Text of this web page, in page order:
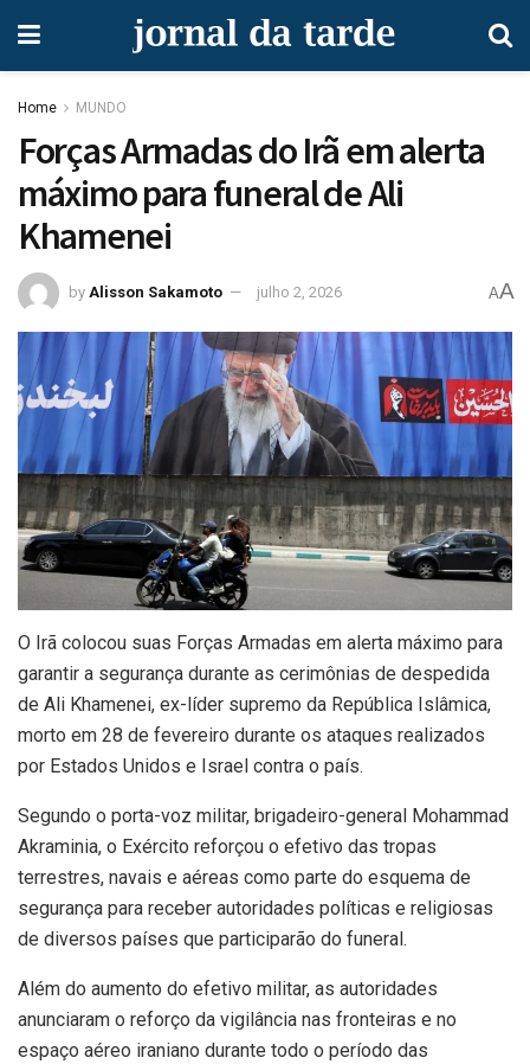
Home MUNDO
Forças Armadas do Irã em alerta
máximo para funeral de Ali
Khamenei
by Alisson Sakamoto julho 2, 2026 AA
O Irã colocou suas Forças Armadas em alerta máximo para
garantir a segurança durante as cerimônias de despedida
de Ali Khamenei, ex-líder supremo da República Islâmica,
morto em 28 de fevereiro durante os ataques realizados
por Estados Unidos e Israel contra o país.
Segundo o porta-voz militar, brigadeiro-general Mohammad
Akraminia, o Exército reforçou o efetivo das tropas
terrestres, navais e aéreas como parte do esquema de
segurança para receber autoridades políticas e religiosas
de diversos países que participarão do funeral.
Além do aumento do efetivo militar, as autoridades
anunciaram o reforço da vigilância nas fronteiras e no
espaço aéreo iraniano durante todo o período das